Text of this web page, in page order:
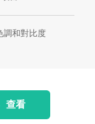
調和對比度
查看